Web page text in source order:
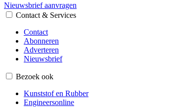
Nieuwsbrief aanvragen
Contact & Services
Contact
Abonneren
Adverteren
Nieuwsbrief
Bezoek ook
Kunststof en Rubber
Engineersonline